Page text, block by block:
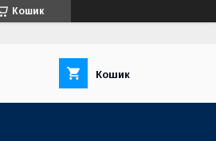
Кошик
Кошик